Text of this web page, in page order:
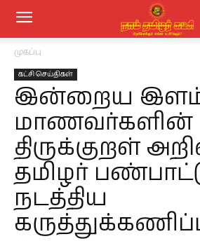
முகப்பு
கட்சி செய்திகள்
இன்றைய
மாணவர்களின்
திருக்குறள்
தமிழர்
நடத்திய